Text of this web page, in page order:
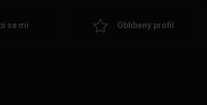
se mi Oblíbený profil